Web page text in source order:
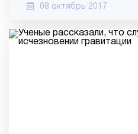
08 октябрь 2017